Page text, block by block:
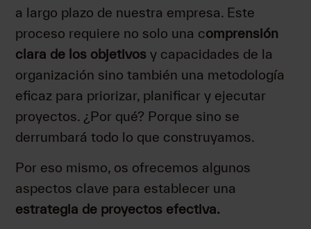
a largo plazo de nuestra empresa. Este
proceso requiere no solo una comprensión
clara de los objetivos y capacidades de la
organización sino también una metodología
eficaz para priorizar, planificar y ejecutar
proyectos. ¿Por qué? Porque sino se
derrumbará todo lo que construyamos.
Por eso mismo, os ofrecemos algunos
aspectos clave para establecer una
estrategia de proyectos efectiva.